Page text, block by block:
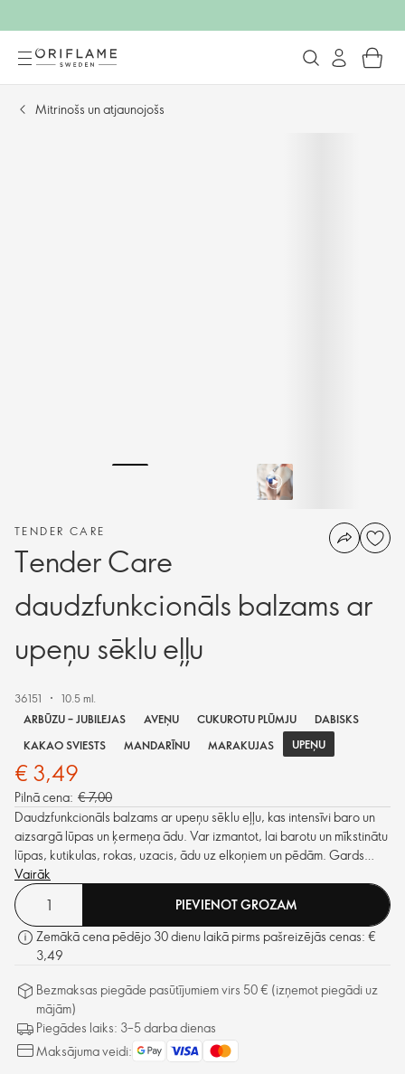
Mitrinošs un atjaunojošs
TENDER CARE
Tender Care
daudzfunkcionāls balzams ar
upeņu sēklu eļļu
36151
10.5 ml.
ARBŪZU – JUBILEJAS
AVEŅU CUKUROTU PLŪMJU
DABISKS
KAKAO SVIESTS
MANDARĪNU MARAKUJAS UPEŅU
€ 3,49
Pilnā cena: € 7,00
Daudzfunkcionāls balzams ar upeņu sēklu eļļu, kas intensīvi baro un
aizsargā lūpas un ķermeņa ādu. Var izmantot, lai barotu un mīkstinātu
lūpas, kutikulas, rokas, uzacis, ādu uz elkoņiem un pēdām. Gards
upeņu aromāts.
Vairāk
PIEVIENOT GROZAM
Zemākā cena pēdējo 30 dienu laikā pirms pašreizējās cenas: €
3,49
Bezmaksas piegāde pasūtījumiem virs 50 € (izņemot piegādi uz
mājām)
Piegādes laiks: 3–5 darba dienas
Maksājuma veidi: